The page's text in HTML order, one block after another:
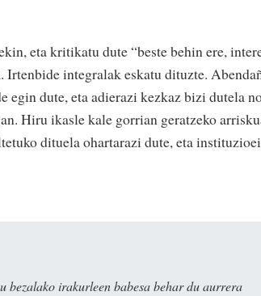
eta kritikatu dute “beste behin ere,
integralak eskatu dituzte.
egin dute, eta adierazi kezkaz bizi dutela
Hiru ikasle kale gorrian geratzeko
dituela ohartarazi dute, eta instituzioei
bezalako irakurleen babesa behar du aurrera